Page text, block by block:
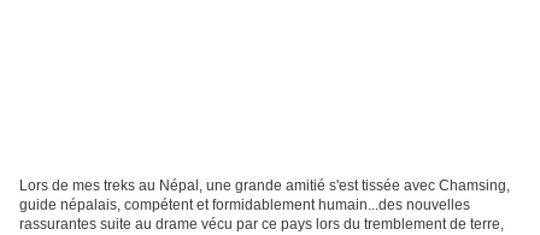
Lors de mes treks au Népal, une grande amitié s'est tissée avec Chamsing,
guide népalais, compétent et formidablement humain...des nouvelles
rassurantes suite au drame vécu par ce pays lors du tremblement de terre,